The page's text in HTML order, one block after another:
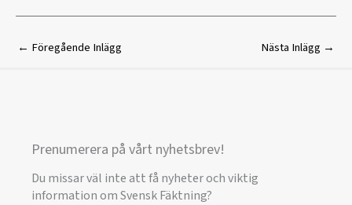
← Föregående Inlägg Nästa Inlägg →
Prenumerera på vårt nyhetsbrev!
Du missar väl inte att få nyheter och viktig
information om Svensk Fäktning?